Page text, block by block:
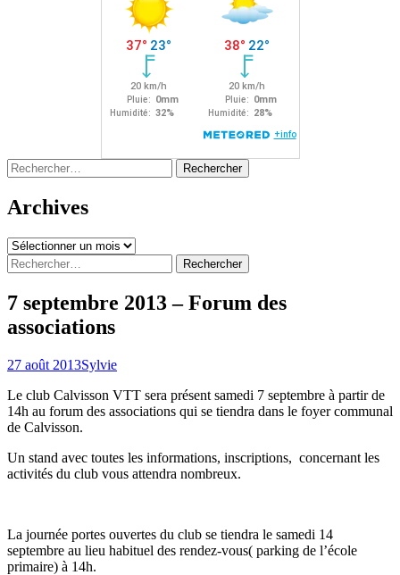
Rechercher :
Archives
Archives
Rechercher :
7 septembre 2013 – Forum des
associations
27 août 2013Sylvie
Le club Calvisson VTT sera présent samedi 7 septembre à partir de
14h au forum des associations qui se tiendra dans le foyer communal
de Calvisson.
Un stand avec toutes les informations, inscriptions, concernant les
activités du club vous attendra nombreux.
La journée portes ouvertes du club se tiendra le samedi 14
septembre au lieu habituel des rendez-vous( parking de l’école
primaire) à 14h.